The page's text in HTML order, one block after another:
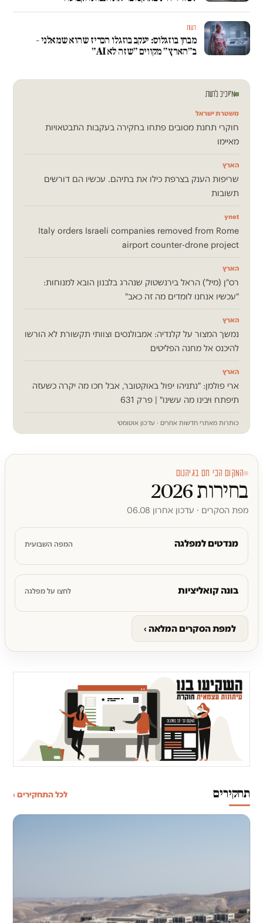
דעות
מבחן בוזגלוס: יעקב בוזגלו הכריז שהוא שמאלני –
ב״הארץ״ מקווים ״שזה לא AI״
מסביב לרשת
משטרת ישראל
חוקרי תחנת מסובים פתחו בחקירה בעקבות התבטאויות
מאיימו
הארץ
שריפות הענק בצרפת כילו את בתיהם. עכשיו הם דורשים
תשובות
ynet
Italy orders Israeli companies removed from Rome
airport counter-drone project
הארץ
רס"ן (מיל') הראל בירנשטוק שנהרג בלבנון הובא למנוחות:
"עכשיו אנחנו לומדים מה זה כאב"
הארץ
נמשך המצור על קלנדיה: אמבולנסים וצוותי תקשורת לא הורשו
להיכנס אל מחנה הפליטים
הארץ
ארי פולמן: "נתניהו יפול באוקטובר, אבל חכו מה יקרה כשעזה
תיפתח ויבינו מה עשינו" | פרק 631
כותרות מאתרי חדשות אחרים · עדכון אוטומטי
המקום הכי חם בגיהנום
בחירות 2026
מפת הסקרים · עדכון אחרון 06.08
מנדטים למפלגה המפה השבועית
בונה קואליציות לחצו על מפלגה
למפת הסקרים המלאה ›
תחקירים לכל התחקירים ›